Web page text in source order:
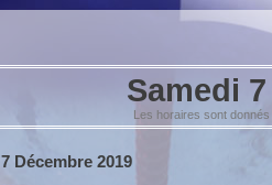
Samedi
Les horaires sont
Décembre 2019